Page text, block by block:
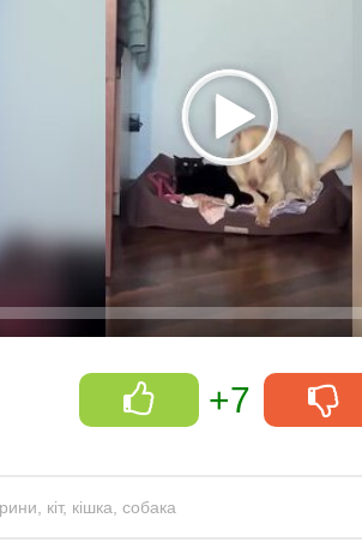
+7
кіт, кішка собака